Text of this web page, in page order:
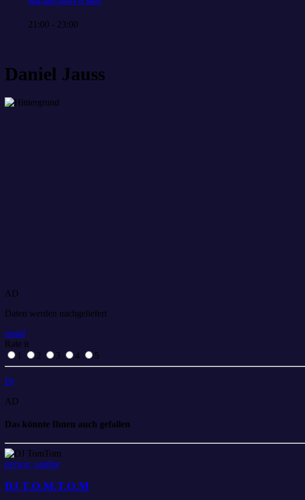
Soul and Groove to Move
21:00 - 23:00
Daniel Jauss
AD
Daten werden nachgeliefert
email
Rate it
1
2 3 4 5
Dj
AD
Das könnte Ihnen auch gefallen
person_outline
DJ T.O.M.T.O.M